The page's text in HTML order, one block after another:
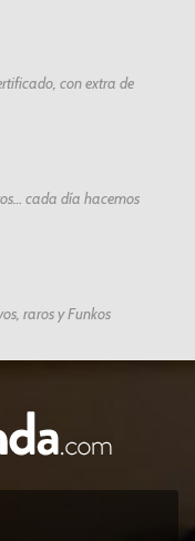
con extra de
cada día hacemos
raros y Funkos